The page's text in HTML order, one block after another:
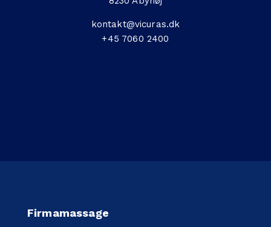
kontakt@vicuras.dk
+45 7060 2400
Firmamassage